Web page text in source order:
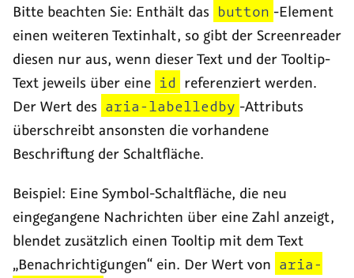
Bitte beachten Sie: Enthält das button -Element
einen weiteren Textinhalt, so gibt der Screenreader
diesen nur aus, wenn dieser Text und der Tooltip-
Text jeweils über eine id referenziert werden.
Der Wert des aria-labelledby -Attributs
überschreibt ansonsten die vorhandene
Beschriftung der Schaltfläche.
Beispiel: Eine Symbol-Schaltfläche, die neu
eingegangene Nachrichten über eine Zahl anzeigt,
blendet zusätzlich einen Tooltip mit dem Text
„Benachrichtigungen“ ein. Der Wert von aria-